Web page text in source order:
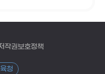
작권보호정책
청